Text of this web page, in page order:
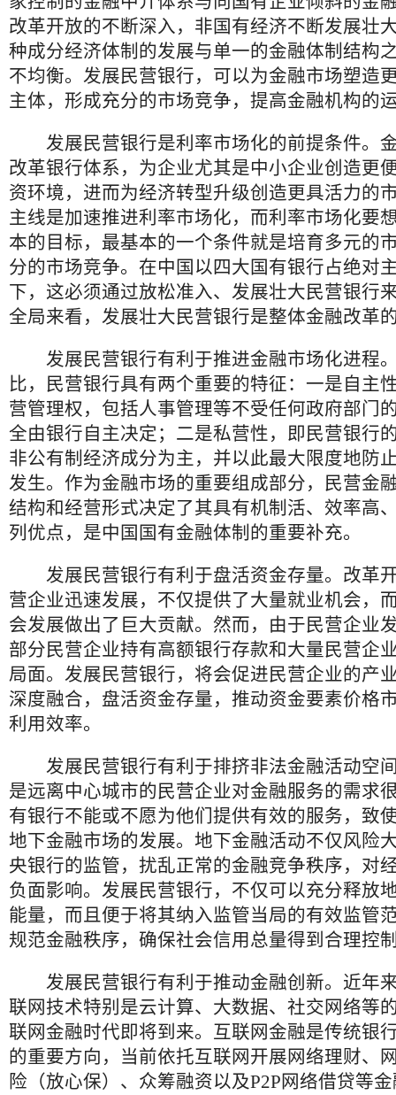
改革开放的不断深入，非国有经济不断发展壮
种成分经济体制的发展与单一的金融体制结构
不均衡。发展民营银行，可以为金融市场塑造
主体，形成充分的市场竞争，提高金融机构的
发展民营银行是利率市场化的前提条件。
改革银行体系，为企业尤其是中小企业创造更
资环境，进而为经济转型升级创造更具活力的
主线是加速推进利率市场化，而利率市场化要
本的目标，最基本的一个条件就是培育多元的
分的市场竞争。在中国以四大国有银行占绝对
下，这必须通过放松准入、发展壮大民营银行
全局来看，发展壮大民营银行是整体金融改革
发展民营银行有利于推进金融市场化进程
比，民营银行具有两个重要的特征：一是自主
营管理权，包括人事管理等不受任何政府部门
全由银行自主决定；二是私营性，即民营银行
非公有制经济成分为主，并以此最大限度地防
发生。作为金融市场的重要组成部分，民营金
结构和经营形式决定了其具有机制活、效率高
列优点，是中国国有金融体制的重要补充。
发展民营银行有利于盘活资金存量。改革
营企业迅速发展，不仅提供了大量就业机会，
会发展做出了巨大贡献。然而，由于民营企业
部分民营企业持有高额银行存款和大量民营企
局面。发展民营银行，将会促进民营企业的产
深度融合，盘活资金存量，推动资金要素价格
利用效率。
发展民营银行有利于排挤非法金融活动空
是远离中心城市的民营企业对金融服务的需求
有银行不能或不愿为他们提供有效的服务，致
地下金融市场的发展。地下金融活动不仅风险
央银行的监管，扰乱正常的金融竞争秩序，对
负面影响。发展民营银行，不仅可以充分释放
能量，而且便于将其纳入监管当局的有效监管
规范金融秩序，确保社会信用总量得到合理控
发展民营银行有利于推动金融创新。近年
联网技术特别是云计算、大数据、社交网络等
联网金融时代即将到来。互联网金融是传统银
的重要方向，当前依托互联网开展网络理财、
险（放心保）、众筹融资以及P2P网络借贷等